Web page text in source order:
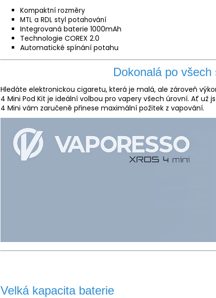
Kompaktní rozměry
MTL a RDL styl potahování
Integrovaná baterie 1000mAh
Technologie COREX 2.0
Automatické spínání potahu
Dokonalá po všech
Hledáte elektronickou cigaretu, která je malá, ale zároveň
4 Mini Pod Kit je ideální volbou pro vapery všech úrovní. Ať už
4 Mini vám zaručeně přinese maximální požitek z vapování.
Velká kapacita baterie